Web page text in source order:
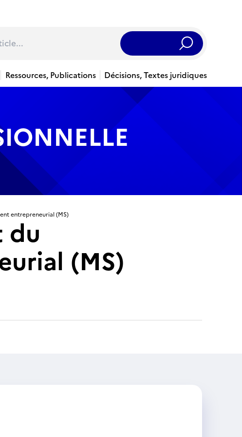
Rechercher
Ressources, Publications Décisions, Textes juridiques
entrepreneurial (MS)
du
(MS)